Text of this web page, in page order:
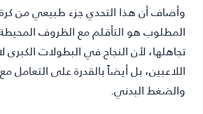
وأضاف أن هذا التحدي جزء طبيعي من
المطلوب هو التأقلم مع الظروف
تجاهلها، لأن النجاح في البطولات
اللاعبين، بل أيضاً بالقدرة على التعامل
والضغط البدني.